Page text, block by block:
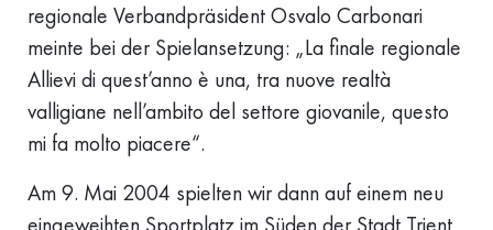
regionale Verbandpräsident Osvalo Carbonari
meinte bei der Spielansetzung: „La finale regionale
Allievi di quest’anno è una, tra nuove realtà
valligiane nell’ambito del settore giovanile, questo
mi fa molto piacere“.
Am 9. Mai 2004 spielten wir dann auf einem neu
eingeweihten Sportplatz im Süden der Stadt Trient